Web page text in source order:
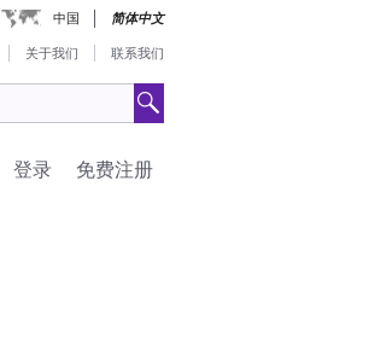
中国 简体中文
关于我们 联系我们
免费注册
登录